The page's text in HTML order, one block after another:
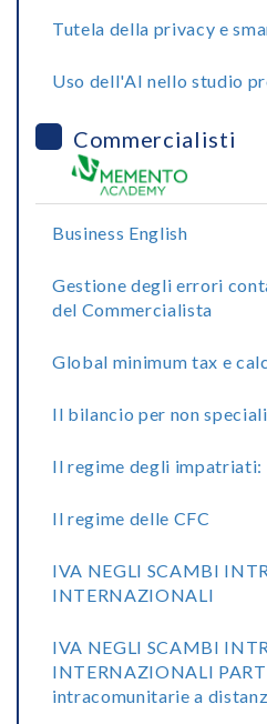
Tutela della privacy e
Uso dell'AI nello studio
Commercialisti
Business English
Gestione degli errori
del Commercialista
Global minimum tax e
Il bilancio per non
Il regime degli impatriati:
Il regime delle CFC
IVA NEGLI SCAMBI
INTERNAZIONALI
IVA NEGLI SCAMBI
INTERNAZIONALI
intracomunitarie a